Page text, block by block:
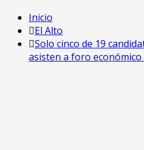
Inicio
El Alto
Solo cinco de 19
asisten a foro económico